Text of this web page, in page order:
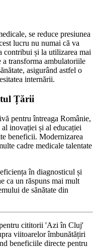
se reduce presiunea
lucru nu numai că va
contribui și la utilizarea mai
a transforma ambulatoriile
asigurând astfel o
internării.
Țării
pentru întreaga Românie,
inovației și al educației
beneficii. Modernizarea
cadre medicale talentate
în diagnosticul și
ca un răspuns mai mult
de sănătate din
pentru cititorii 'Azi în Cluj'
viitoarelor îmbunătățiri
beneficiile directe pentru